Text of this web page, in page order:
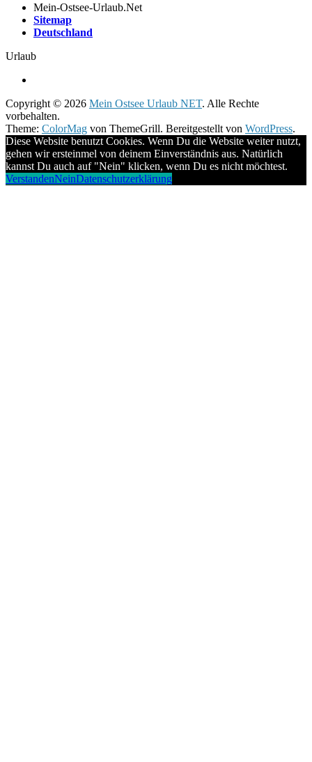
Mein-Ostsee-Urlaub.Net
Sitemap
Deutschland
Urlaub
Copyright © 2026 Mein Ostsee Urlaub NET. Alle Rechte
vorbehalten.
Theme: ColorMag von ThemeGrill. Bereitgestellt von WordPress.
Diese Website benutzt Cookies. Wenn Du die Website weiter nutzt,
gehen wir ersteinmel von deinem Einverständnis aus. Natürlich
kannst Du auch auf "Nein" klicken, wenn Du es nicht möchtest.
VerstandenNeinDatenschutzerklärung